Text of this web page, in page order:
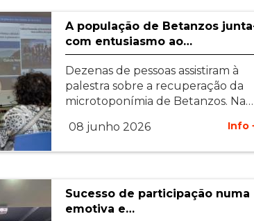
A população de Betanzos
com entusiasmo ao…
Dezenas de pessoas assistiram à
palestra sobre a recuperação da
microtoponímia de Betanzos. Na…
08 junho 2026
Info
Sucesso de participação numa
emotiva e…